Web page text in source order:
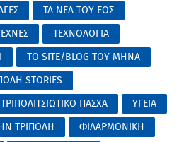
ΤΑ ΝΕΑ ΤΟΥ ΕΟΣ
ΤΕΧΝΟΛΟΓΙΑ
ΤΟ SITE/BLOG ΤΟΥ ΜΗΝΑ
STORIES
ΤΡΙΠΟΛΙΤΣΙΩΤΙΚΟ ΠΑΣΧΑ
ΥΓΕΙΑ
ΤΡΙΠΟΛΗ
ΦΙΛΑΡΜΟΝΙΚΗ